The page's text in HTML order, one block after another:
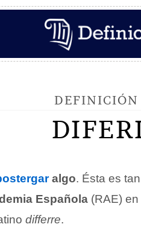
DEFINICIÓN
algo. Ésta es
Española (RAE)
differre.